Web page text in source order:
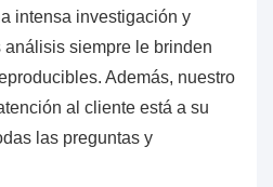
intensa investigación y
siempre le brinden
Además, nuestro
al cliente está a su
las preguntas y